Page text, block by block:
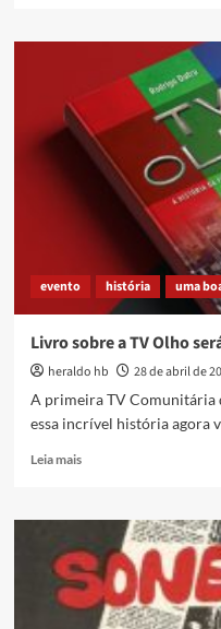
Quem
medo
onça?
Manos
manas,
indígena!
evento história uma
Livro sobre a TV Olho
heraldo hb 28 de abril de
A primeira TV Comunitária
essa incrível história agora
Leia maisRead
Livro
a
TV
Olho
será